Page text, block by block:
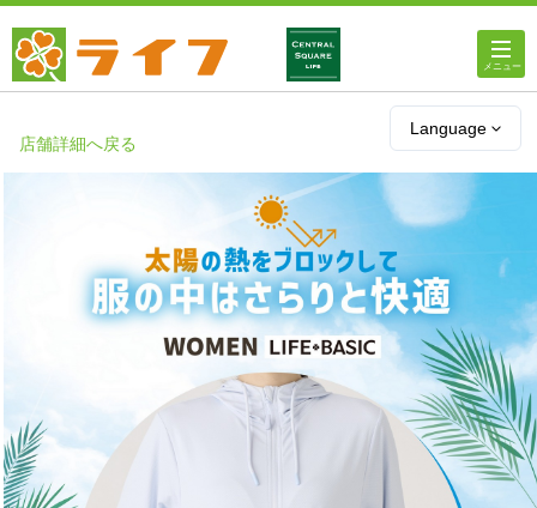
Language
ライフのオンラインストア
ライフ ネットスーパー
企業情報
店舗詳細へ戻る